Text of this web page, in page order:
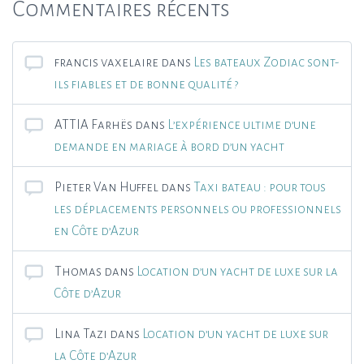
Commentaires récents
francis vaxelaire dans
Les bateaux Zodiac sont-
ils fiables et de bonne qualité ?
ATTIA Farhës dans
L’expérience ultime d’une
demande en mariage à bord d’un yacht
Pieter Van Huffel dans Taxi bateau : pour tous
les déplacements personnels ou professionnels
en Côte d’Azur
Thomas dans
Location d’un yacht de luxe sur la
Côte d’Azur
Lina Tazi dans
Location d’un yacht de luxe sur
la Côte d’Azur